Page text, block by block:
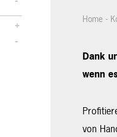
Home-
Dank
wenn
von